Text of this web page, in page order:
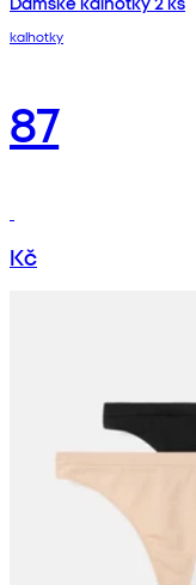
kalhotky
87
Kč